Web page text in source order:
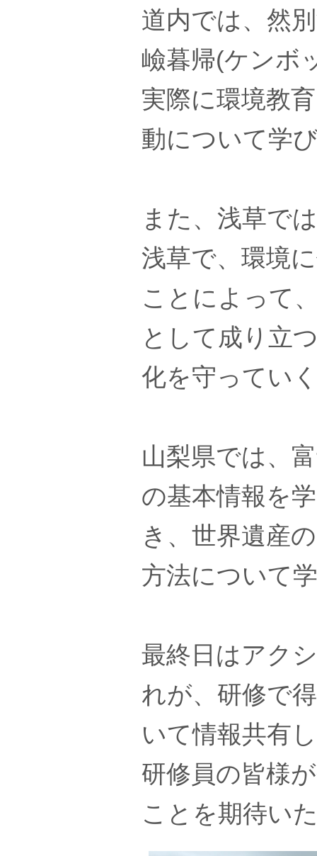
道内では、然
嶮暮帰(ケンボ
実際に環境教
動について学
また、浅草で
浅草で、環境
ことによって
として成り立
化を守ってい
山梨県では、
の基本情報を
き、世界遺産
方法について
最終日はアク
れが、研修で
いて情報共有
研修員の皆様
ことを期待い